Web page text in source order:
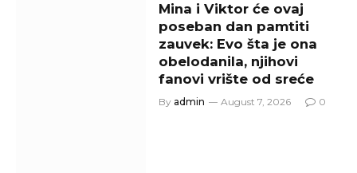
Mina i Viktor će ovaj
poseban dan pamtiti
zauvek: Evo šta je ona
obelodanila, njihovi
fanovi vrište od sreće
By admin August 7, 2026 0